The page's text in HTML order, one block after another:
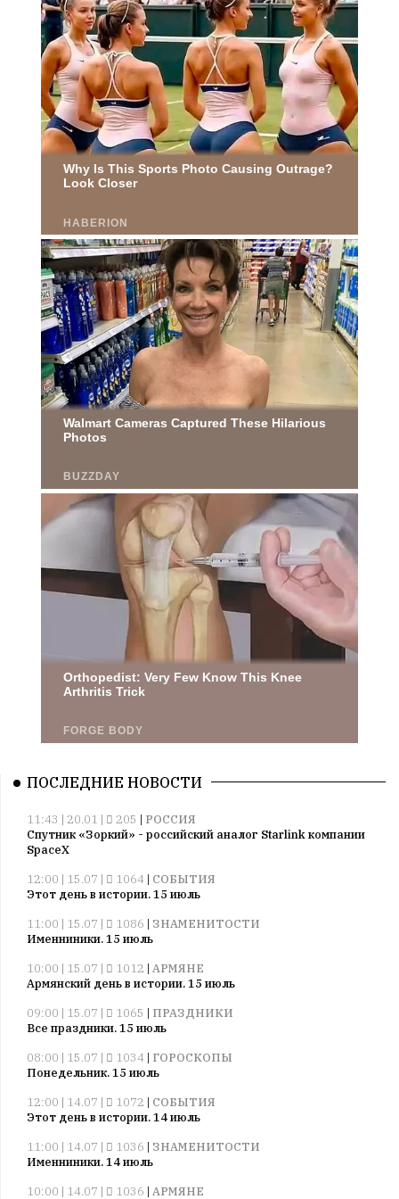
ПОСЛЕДНИЕ НОВОСТИ
11:43 | 20.01 | 205 | РОССИЯ
Спутник «Зоркий» - российский аналог Starlink компании
SpaceX
12:00 | 15.07 |
1064 | СОБЫТИЯ
Этот день в истории. 15 июль
11:00 | 15.07 |
1086 | ЗНАМЕНИТОСТИ
Именниники. 15 июль
10:00 | 15.07 |
1012 | АРМЯНЕ
Армянский день в истории. 15 июль
09:00 | 15.07 |
1065 | ПРАЗДНИКИ
Все праздники. 15 июль
08:00 | 15.07 |
1034 | ГОРОСКОПЫ
Понедельник. 15 июль
12:00 | 14.07 |
1072 | СОБЫТИЯ
Этот день в истории. 14 июль
11:00 | 14.07 |
1036 | ЗНАМЕНИТОСТИ
Именниники. 14 июль
10:00 | 14.07 |
1036 | АРМЯНЕ